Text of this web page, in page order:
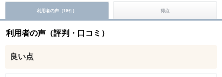
利用者の声（18件） 得点
利用者の声（評判・口コミ）
良い点